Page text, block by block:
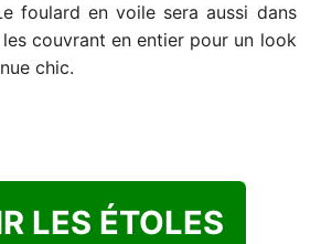
foulard en voile sera aussi dans
couvrant en entier pour un look
chic.
LES ÉTOLES